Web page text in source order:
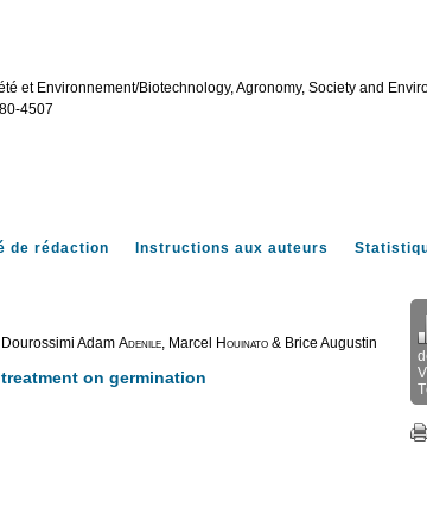
et Environnement/Biotechnology, Agronomy, Society and
4507
de rédaction Instructions aux auteurs
Dourossimi Adam Adenile, Marcel Houinato & Brice Augustin
on germination